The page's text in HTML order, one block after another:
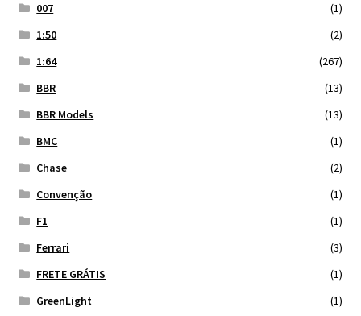
007
(1)
1:50
(2)
1:64
(267)
BBR
(13)
BBR Models
(13)
BMC
(1)
Chase
(2)
Convenção
(1)
F1
(1)
Ferrari
(3)
FRETE GRÁTIS
(1)
GreenLight
(1)